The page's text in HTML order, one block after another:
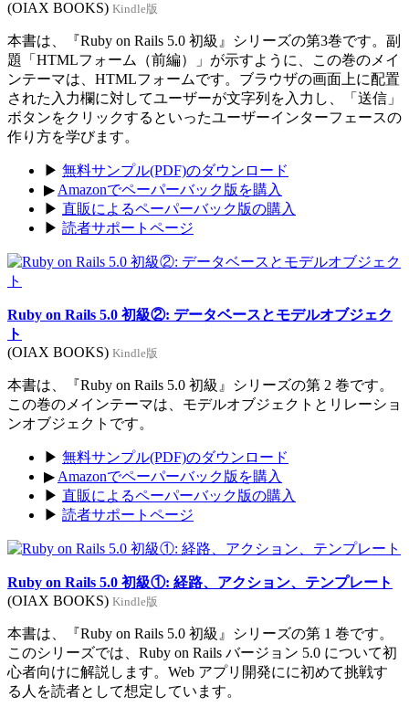
(OIAX BOOKS) Kindle版
本書は、『Ruby on Rails 5.0 初級』シリーズの第3巻です。副
題「HTMLフォーム（前編）」が示すように、この巻のメイ
ンテーマは、HTMLフォームです。ブラウザの画面上に配置
された入力欄に対してユーザーが文字列を入力し、「送信」
ボタンをクリックするといったユーザーインターフェースの
作り方を学びます。
▶ 無料サンプル(PDF)のダウンロード
▶ Amazonでペーパーバック版を購入
▶ 直販によるペーパーバック版の購入
▶ 読者サポートページ
Ruby on Rails 5.0 初級②: データベースとモデルオブジェク
ト
(OIAX BOOKS) Kindle版
本書は、『Ruby on Rails 5.0 初級』シリーズの第 2 巻です。
この巻のメインテーマは、モデルオブジェクトとリレーショ
ンオブジェクトです。
▶ 無料サンプル(PDF)のダウンロード
▶ Amazonでペーパーバック版を購入
▶ 直販によるペーパーバック版の購入
▶ 読者サポートページ
Ruby on Rails 5.0 初級①: 経路、アクション、テンプレート
(OIAX BOOKS) Kindle版
本書は、『Ruby on Rails 5.0 初級』シリーズの第 1 巻です。
このシリーズでは、Ruby on Rails バージョン 5.0 について初
心者向けに解説します。Web アプリ開発にに初めて挑戦す
る人を読者として想定しています。